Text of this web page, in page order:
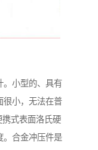
。小型的、具有
很小，无法在普
携式表面洛氏硬
。合金冲压件是